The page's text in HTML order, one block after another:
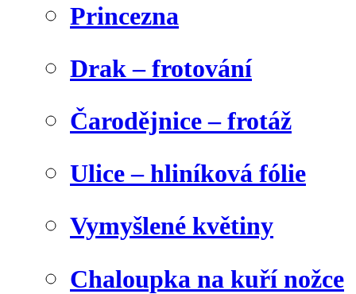
Princezna
Drak – frotování
Čarodějnice – frotáž
Ulice – hliníková fólie
Vymyšlené květiny
Chaloupka na kuří nožce